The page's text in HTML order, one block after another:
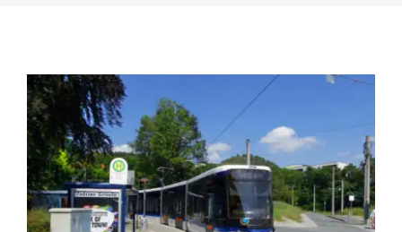
Zeige
grösseres
Bild